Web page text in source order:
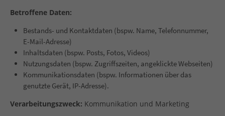
Betroffene Daten:
Bestands- und Kontaktdaten (bspw. Name, Telefonnummer,
E-Mail-Adresse)
Inhaltsdaten (bspw. Posts, Fotos, Videos)
Nutzungsdaten (bspw. Zugriffszeiten, angeklickte Webseiten)
Kommunikationsdaten (bspw. Informationen über das
genutzte Gerät, IP-Adresse).
Verarbeitungszweck: Kommunikation und Marketing